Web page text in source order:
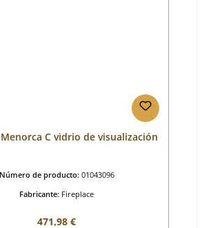
C vidrio de visualización
Número de producto: 01043096
Fabricante: Fireplace
Precio normal:
471,98 €